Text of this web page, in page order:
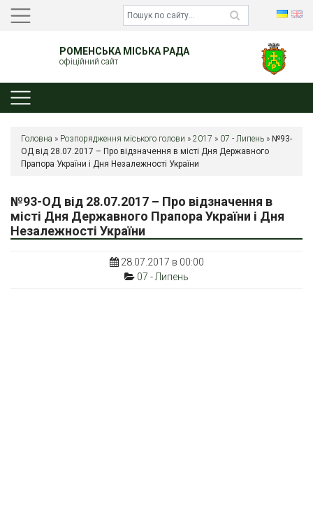
РОМЕНСЬКА МІСЬКА РАДА
офіційний сайт
Головна » Розпорядження міського голови » 2017 » 07 - Липень » №93-
ОД від 28.07.2017 – Про відзначення в місті Дня Державного
Прапора України і Дня Незалежності України
№93-ОД від 28.07.2017 – Про відзначення в
місті Дня Державного Прапора України і Дня
Незалежності України
28.07.2017 в 00:00
07 - Липень